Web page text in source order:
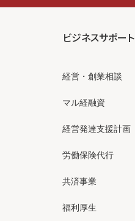
ビジネスサポート
経営・創業相談
マル経融資
経営発達支援計画
労働保険代行
共済事業
福利厚生